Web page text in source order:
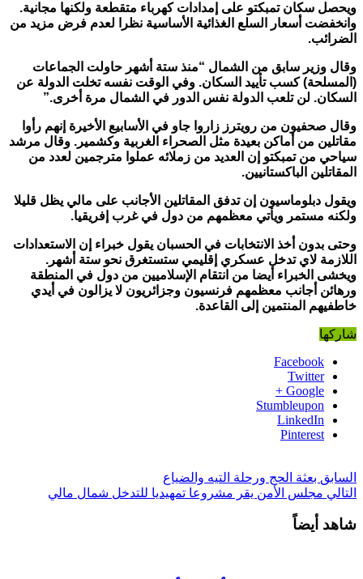
ويحصل سكان تمبكتو على إمدادات كهرباء متقطعة ولكنها مجانية.
وانخفضت أسعار السلع الغذائية الأساسية نظرا لعدم فرض مزيد من
الضرائب.
وقال وزير سابق من الشمال “منذ ستة أشهر حاولت الجماعات
(المسلحة) كسب تأييد السكان. وفي الوقت نفسه تخلت الدولة عن
السكان. لن تلعب الدولة نفس الدور في الشمال مرة أخرى.”
وقال صحفيون من رويترز زاروا جاو في الأسابيع الأخيرة إنهم رأوا
مقاتلين من أماكن بعيدة مثل الصحراء الغربية وكشمير. وقال مرشد
سياحي من تمبكتو إن العديد من زملائه عملوا مترجمين لعدد من
المقاتلين الباكستانيين.
ويقول دبلوماسيون إن تدفق المقاتلين الأجانب على مالي يظل قليلا
ولكنه مستمر ويأتي معظمهم من دول في غرب إفريقيا.
وحتى بدون أخذ الانتخابات في الحسبان يقول خبراء إن الاستعدادات
اللازمة لاي تدخل عسكري إقليمي ستستغرق نحو ستة أشهر.
ويخشى الخبراء أيضا من انتقام الإسلاميين من دول في المنطقة
ورهائن أجانب معظمهم فرنسيون وجزائريون لا يزالون في أيدي
خاطفيهم المنتمين إلى القاعدة.
شاركها
Facebook
Twitter
Google +
Stumbleupon
LinkedIn
Pinterest
السابق بعثة الحج ورحلة التيه والضياع
التالي مجلس الأمن يقر مشروعا تمهيديا للتدخل شمال مالي
شاهد أيضاً